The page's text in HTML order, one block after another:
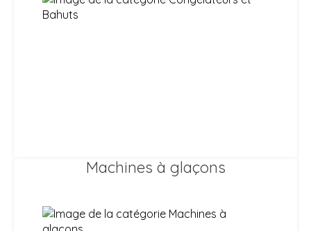
Machines à glaçons